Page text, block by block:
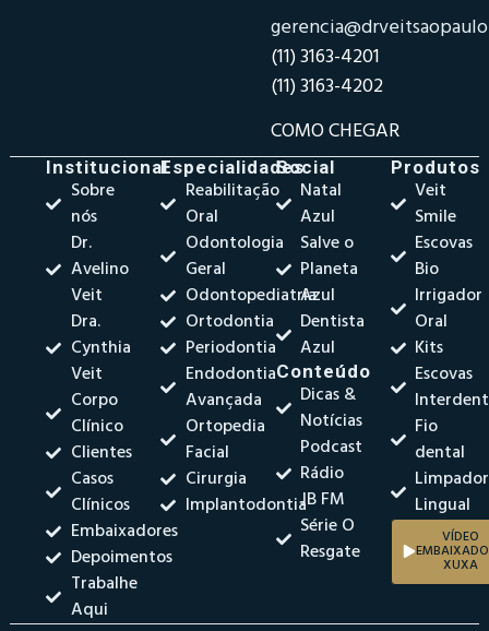
(11) 3163-4201
(11) 3163-4202
COMO CHEGAR
Institucional
Sobre
nós
Dr.
Avelino
Veit
Dra.
Cynthia
Veit
Corpo
Clínico
Clientes
Casos
Clínicos
Embaixadores
Depoimentos
Trabalhe
Aqui
Especialidades
Reabilitação
Oral
Odontologia
Geral
Odontopediatria
Ortodontia
Periodontia
Endodontia
Avançada
Ortopedia
Facial
Cirurgia
Implantodontia
Social
Natal
Azul
Salve o
Planeta
Azul
Dentista
Azul
Conteúdo
Dicas &
Notícias
Podcast
Rádio
JB FM
Série O
Resgate
Produtos
Veit
Smile
Escovas
Bio
Irrigador
Oral
Kits
Escovas
Fio
dental
Limpador
Lingual
VÍDEO
XUXA